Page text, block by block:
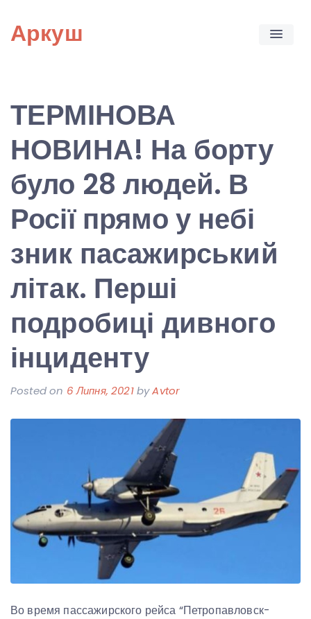
content
Аркуш
ТЕРМІНОВА
НОВИНА! На борту
було 28 людей. В
Росії прямо у небі
зник пасажирський
літак. Перші
подробиці дивного
інциденту
Posted on 6 Липня, 2021byAvtor
Во время пассажирского рейса “Петропавловск-